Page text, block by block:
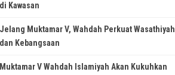
di Kawasan
Jelang Muktamar V, Wahdah Perkuat Wasathiyah
dan Kebangsaan
Muktamar V Wahdah Islamiyah Akan Kukuhkan